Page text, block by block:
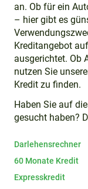
an. Ob für ein
– hier gibt es
Kreditangebot
ausgerichtet. Ob
nutzen Sie
Kredit zu finden.
Haben Sie auf
gesucht haben?
Darlehensrechner
60 Monate Kredit
Expresskredit